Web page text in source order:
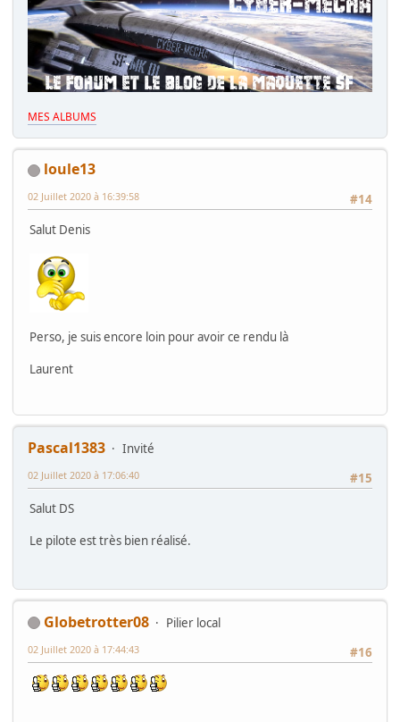
MES ALBUMS
loule13
#14
02 Juillet 2020 à 16:39:58
Salut Denis
Perso, je suis encore loin pour avoir ce rendu là
Laurent
Pascal1383
Invité
#15
02 Juillet 2020 à 17:06:40
Salut DS
Le pilote est très bien réalisé.
Globetrotter08
Pilier local
#16
02 Juillet 2020 à 17:44:43